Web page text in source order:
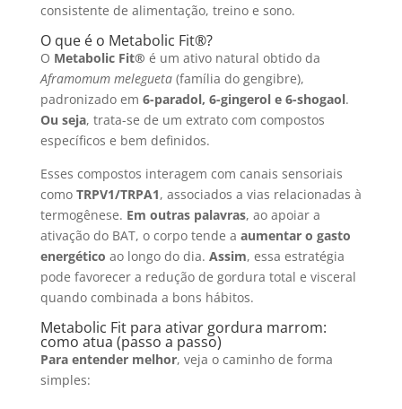
consistente de alimentação, treino e sono.
O que é o Metabolic Fit®?
O Metabolic Fit® é um ativo natural obtido da
Aframomum melegueta(família do gengibre),
padronizado em 6-paradol, 6-gingerol e 6-shogaol.
Ou seja, trata-se de um extrato com compostos
específicos e bem definidos.
Esses compostos interagem com canais sensoriais
como TRPV1/TRPA1, associados a vias relacionadas à
termogênese. Em outras palavras, ao apoiar a
ativação do BAT, o corpo tende a aumentar o gasto
energético ao longo do dia. Assim, essa estratégia
pode favorecer a redução de gordura total e visceral
quando combinada a bons hábitos.
Metabolic Fit para ativar gordura marrom:
como atua (passo a passo)
Para entender melhor, veja o caminho de forma
simples: